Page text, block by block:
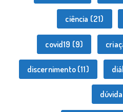
ciência (21)
covid19 (9)
discernimento(11)
dúvida